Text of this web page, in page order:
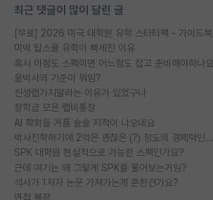
최근 댓글이 많이 달린 글
미박 탑스쿨 유학이 빡세진 이유
혹시 이정도 스펙이면 어느정도 잡고 준비해야하나
물박사의 기준이 뭐임?
신생랩가지말라는 이유가 있었구나
장학금 모은 랩비통장
AI 학회들 거품 슬슬 지적이 나오네요
박사진학하기에 2억은 괜찮은 (?) 정도의 경제력인가요
SPK 대학원 현실적으로 가능한 스펙인가요?
근데 여기는 왜 그렇게 SPK를 물어보는거임?
석사가 1저자 논문 가져가는게 흔한건가요?
면접 복장